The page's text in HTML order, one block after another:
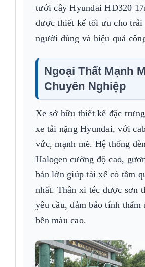
tưới cây Hyundai HD320
được thiết kế tối ưu cho trải
người dùng và hiệu quả
Ngoại Thất Mạnh
Chuyên Nghiệp
Xe sở hữu thiết kế đặc
xe tải nặng Hyundai, với
vức, mạnh mẽ. Hệ thống
Halogen cường độ cao,
bản lớn giúp tài xế có tầm
nhất. Thân xi téc được sơn
yêu cầu, đảm bảo tính thẩm
bền màu cao.